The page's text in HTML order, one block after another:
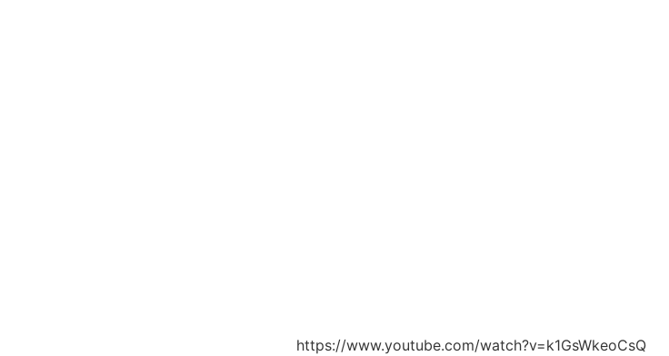
https://www.youtube.com/watch?v=k1GsWkeoCsQ